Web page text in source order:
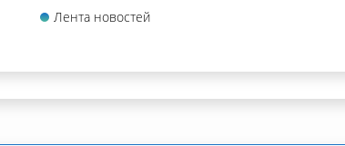
Лента новостей